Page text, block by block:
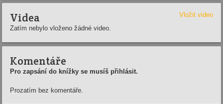
Videa
Vložit video
Zatím nebylo vloženo žádné video.
Komentáře
Pro zapsání do knížky se musíš přihlásit.
Prozatím bez komentáře.